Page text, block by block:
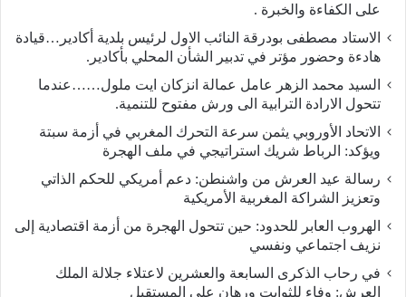
على الكفاءة والخبرة .
الاستاد مصطفى بودرقة النائب الاول لرئيس بلدية أكادير…قيادة
هادءة وحضور مؤتر في تدبير الشأن المحلي بأكادير.
السيد محمد الزهر عامل عمالة انزكان ايت ملول……عندما
تتحول الارادة الترابية الى ورش مفتوح للتنمية.
الاتحاد الأوروبي يثمن سرعة التحرك المغربي في أزمة سبتة
ويؤكد: الرباط شريك استراتيجي في ملف الهجرة
رسالة عيد العرش من واشنطن: دعم أمريكي للحكم الذاتي
وتعزيز الشراكة المغربية الأمريكية
​الهروب العابر للحدود: حين تتحول الهجرة من أزمة اقتصادية إلى
نزيف اجتماعي ونفسي
في رحاب الذكرى السابعة والعشرين لاعتلاء جلالة الملك
العرش: وفاء للثوابت ورهان على المستقبل